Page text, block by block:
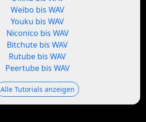
Weibo bis WAV
Youku bis WAV
Niconico bis WAV
Bitchute bis WAV
Rutube bis WAV
Peertube bis WAV
Alle Tutorials anzeigen